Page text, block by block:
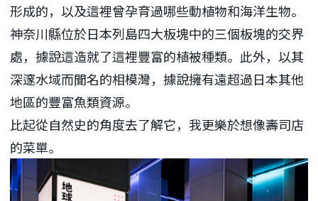
形成的，以及這裡曾孕育過哪些動植物和海洋生物。
神奈川縣位於日本列島四大板塊中的三個板塊的交界
處，據說這造就了這裡豐富的植被種類。此外，以其
深邃水域而聞名的相模灣，據說擁有遠超過日本其他
地區的豐富魚類資源。
比起從自然史的角度去了解它，我更樂於想像壽司店
的菜單。